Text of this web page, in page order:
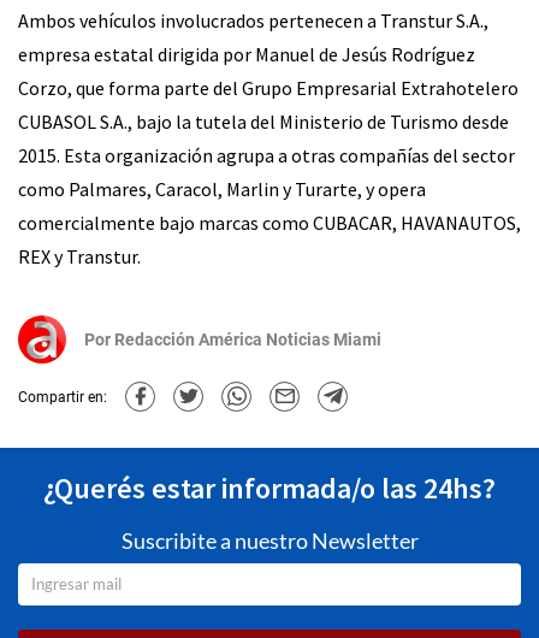
Ambos vehículos involucrados pertenecen a Transtur S.A.,
empresa estatal dirigida por Manuel de Jesús Rodríguez
Corzo, que forma parte del Grupo Empresarial Extrahotelero
CUBASOL S.A., bajo la tutela del Ministerio de Turismo desde
2015. Esta organización agrupa a otras compañías del sector
como Palmares, Caracol, Marlin y Turarte, y opera
comercialmente bajo marcas como CUBACAR, HAVANAUTOS,
REX y Transtur.
Por Redacción América Noticias Miami
Compartir en:
¿Querés estar informada/o las 24hs?
Suscribite a nuestro Newsletter